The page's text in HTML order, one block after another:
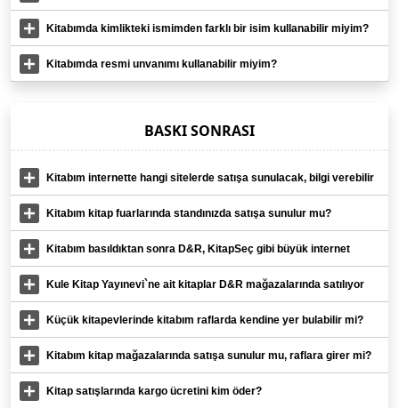
sağladım. Sadece baskı yapılıp bana teslim edilmesi mümkün mü?
Kitabımda kimlikteki ismimden farklı bir isim kullanabilir miyim?
Kitabımda resmi unvanımı kullanabilir miyim?
BASKI SONRASI
Kitabım internette hangi sitelerde satışa sunulacak, bilgi verebilir
misiniz?
Kitabım kitap fuarlarında standınızda satışa sunulur mu?
Kitabım basıldıktan sonra D&R, KitapSeç gibi büyük internet
sitelerinde ve kitap mağazalarında satışa sunulur mu?
Kule Kitap Yayınevi`ne ait kitaplar D&R mağazalarında satılıyor
mu?
Küçük kitapevlerinde kitabım raflarda kendine yer bulabilir mi?
Kitabım kitap mağazalarında satışa sunulur mu, raflara girer mi?
Kitap satışlarında kargo ücretini kim öder?